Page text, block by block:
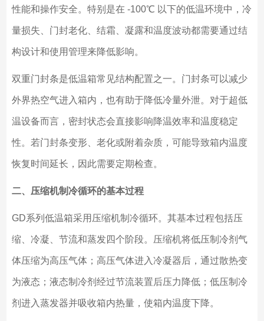
性能和操作安全。特别是在 -100℃ 以下的低温环境中，冷
量损失、门封老化、结霜、凝露和温度波动都需要通过结
构设计和使用管理来降低影响。
双重门封条是低温箱常见结构配置之一。门封条可以减少
外界热空气进入箱内，也有助于降低冷量外泄。对于超低
温设备而言，密封状态会直接影响降温效率和温度稳定
性。若门封条变形、老化或附着杂质，可能导致箱内温度
恢复时间延长，因此需要定期检查。
二、压缩机制冷循环的基本过程
GD系列低温箱采用压缩机制冷循环。其基本过程包括压
缩、冷凝、节流和蒸发四个阶段。压缩机将低压制冷剂气
体压缩为高压气体；高压气体进入冷凝器后，通过散热变
为液态；液态制冷剂经过节流装置后压力降低；低压制冷
剂进入蒸发器并吸收箱内热量，使箱内温度下降。